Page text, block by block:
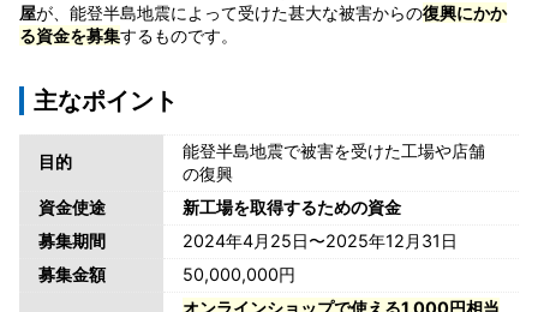
屋が、能登半島地震によって受けた甚大な被害からの復興にかか
る資金を募集するものです。
主なポイント
目的
能登半島地震で被害を受けた工場や店舗
の復興
資金使途
新工場を取得するための資金
募集期間
2024年4月25日〜2025年12月31日
募集金額
50,000,000円